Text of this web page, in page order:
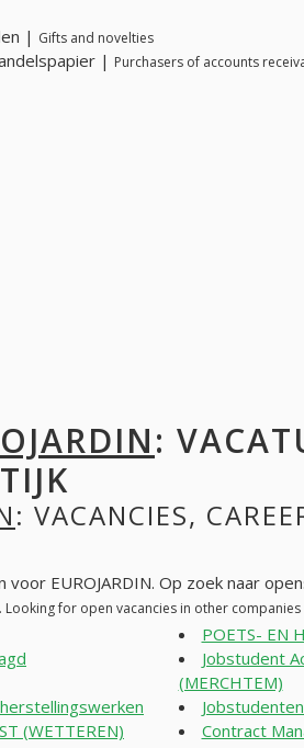
| Gifts and novelties
| Purchasers of accounts
:
: VACANCIES,
EUROJARDIN. Op zoek naar
Looking for open vacancies in other companies
(WETTEREN)
POETS- EN
Jobstudent
(MERCHTEM)
Contract